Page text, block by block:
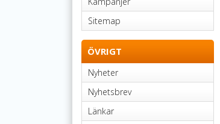
Sitemap
ÖVRIGT
Nyheter
Nyhetsbrev
Länkar